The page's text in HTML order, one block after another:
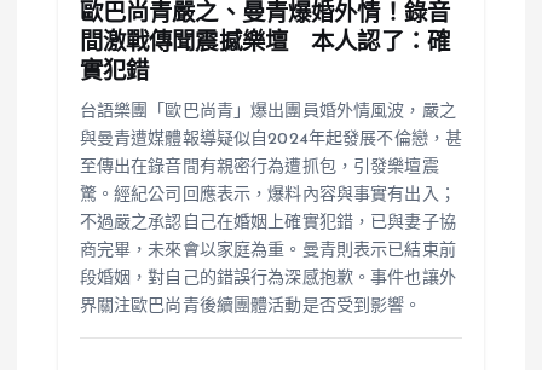
歐巴尚青嚴之、曼青爆婚外情！錄音
間激戰傳聞震撼樂壇 本人認了：確
實犯錯
台語樂團「歐巴尚青」爆出團員婚外情風波，嚴之
與曼青遭媒體報導疑似自2024年起發展不倫戀，甚
至傳出在錄音間有親密行為遭抓包，引發樂壇震
驚。經紀公司回應表示，爆料內容與事實有出入；
不過嚴之承認自己在婚姻上確實犯錯，已與妻子協
商完畢，未來會以家庭為重。曼青則表示已結束前
段婚姻，對自己的錯誤行為深感抱歉。事件也讓外
界關注歐巴尚青後續團體活動是否受到影響。